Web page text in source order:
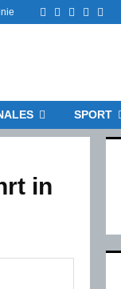
Facebook
TwitterInstagram
Email
SPORT
in